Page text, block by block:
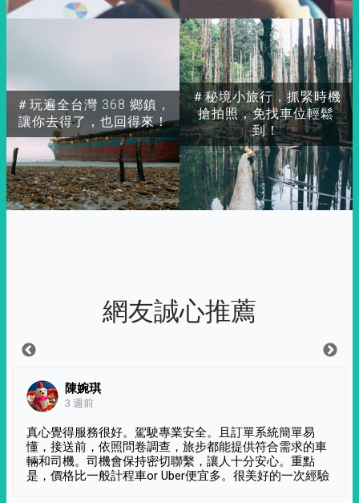
＃玩遍全台灣 368 鄉鎮，
讓你去得了，也回得來！
＃秘境小旅行，抓緊時機
搶拍照，免找車位輕鬆
到！
網友誠心推薦
陳婉琪
3 週前
真心覺得服務很好。駕駛專業安全。且訂單系統簡單易
懂，接送前，依照問卷調查，旅步都能提供符合需求的車
輛和司機。司機會保持密切聯繫，讓人十分安心。重點
是，價格比一般計程車or Uber便宜多。很美好的一次經驗